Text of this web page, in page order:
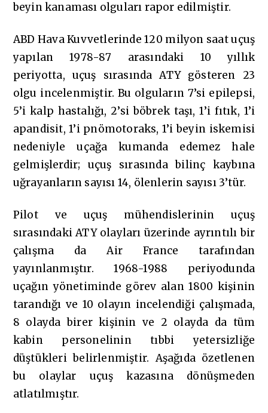
beyin kanaması olguları rapor edilmiştir.
ABD Hava Kuvvetlerinde 120 milyon saat uçuş
yapılan 1978-87 arasındaki 10 yıllık
periyotta, uçuş sırasında ATY gösteren 23
olgu incelenmiştir. Bu olguların 7’si epilepsi,
5’i kalp hastalığı, 2’si böbrek taşı, 1’i fıtık, 1’i
apandisit, 1’i pnömotoraks, 1’i beyin iskemisi
nedeniyle uçağa kumanda edemez hale
gelmişlerdir; uçuş sırasında bilinç kaybına
uğrayanların sayısı 14, ölenlerin sayısı 3’tür.
Pilot ve uçuş mühendislerinin uçuş
sırasındaki ATY olayları üzerinde ayrıntılı bir
çalışma da Air France tarafından
yayınlanmıştır. 1968-1988 periyodunda
uçağın yönetiminde görev alan 1800 kişinin
tarandığı ve 10 olayın incelendiği çalışmada,
8 olayda birer kişinin ve 2 olayda da tüm
kabin personelinin tıbbi yetersizliğe
düştükleri belirlenmiştir. Aşağıda özetlenen
bu olaylar uçuş kazasına dönüşmeden
atlatılmıştır.